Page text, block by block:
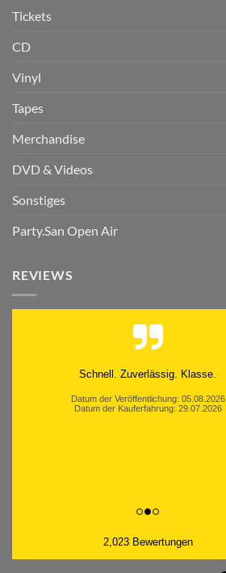
Tickets
CD
Vinyl
Tapes
Merchandise
DVD & Videos
Sonstiges
Party.San Open Air
REVIEWS
Schnell. Zuverlässig. Klasse.
Datum der Veröffentlichung: 05.08.2026
Datum der Kauferfahrung: 29.07.2026
2,023 Bewertungen